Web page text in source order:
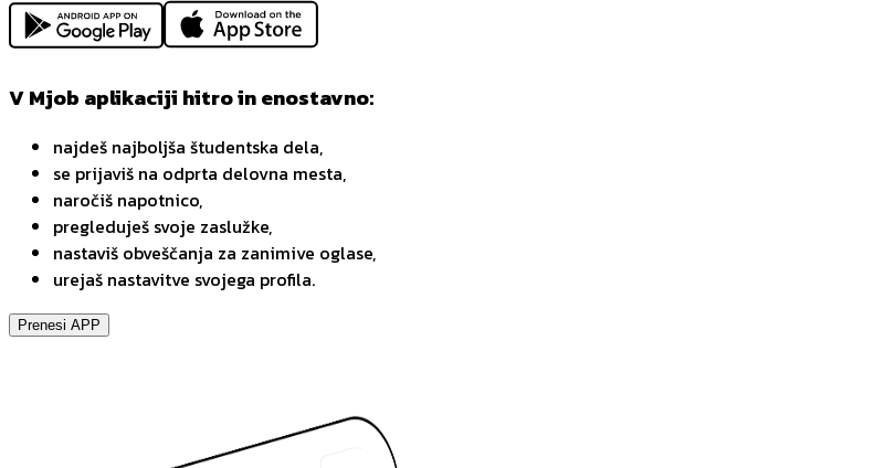
V Mjob aplikaciji hitro in enostavno:
najdeš najboljša študentska dela,
se prijaviš na odprta delovna mesta,
naročiš napotnico,
pregleduješ svoje zaslužke,
nastaviš obveščanja za zanimive oglase,
urejaš nastavitve svojega profila.
Prenesi APP